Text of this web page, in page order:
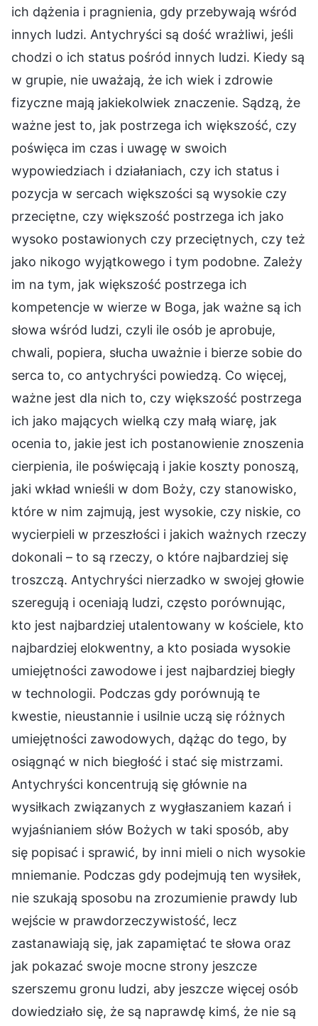
ich dążenia i pragnienia, gdy przebywają wśród
innych ludzi. Antychryści są dość wrażliwi, jeśli
chodzi o ich status pośród innych ludzi. Kiedy są
w grupie, nie uważają, że ich wiek i zdrowie
fizyczne mają jakiekolwiek znaczenie. Sądzą, że
ważne jest to, jak postrzega ich większość, czy
poświęca im czas i uwagę w swoich
wypowiedziach i działaniach, czy ich status i
pozycja w sercach większości są wysokie czy
przeciętne, czy większość postrzega ich jako
wysoko postawionych czy przeciętnych, czy też
jako nikogo wyjątkowego i tym podobne. Zależy
im na tym, jak większość postrzega ich
kompetencje w wierze w Boga, jak ważne są ich
słowa wśród ludzi, czyli ile osób je aprobuje,
chwali, popiera, słucha uważnie i bierze sobie do
serca to, co antychryści powiedzą. Co więcej,
ważne jest dla nich to, czy większość postrzega
ich jako mających wielką czy małą wiarę, jak
ocenia to, jakie jest ich postanowienie znoszenia
cierpienia, ile poświęcają i jakie koszty ponoszą,
jaki wkład wnieśli w dom Boży, czy stanowisko,
które w nim zajmują, jest wysokie, czy niskie, co
wycierpieli w przeszłości i jakich ważnych rzeczy
dokonali – to są rzeczy, o które najbardziej się
troszczą. Antychryści nierzadko w swojej głowie
szeregują i oceniają ludzi, często porównując,
kto jest najbardziej utalentowany w kościele, kto
najbardziej elokwentny, a kto posiada wysokie
umiejętności zawodowe i jest najbardziej biegły
w technologii. Podczas gdy porównują te
kwestie, nieustannie i usilnie uczą się różnych
umiejętności zawodowych, dążąc do tego, by
osiągnąć w nich biegłość i stać się mistrzami.
Antychryści koncentrują się głównie na
wysiłkach związanych z wygłaszaniem kazań i
wyjaśnianiem słów Bożych w taki sposób, aby
się popisać i sprawić, by inni mieli o nich wysokie
mniemanie. Podczas gdy podejmują ten wysiłek,
nie szukają sposobu na zrozumienie prawdy lub
wejście w prawdorzeczywistość, lecz
zastanawiają się, jak zapamiętać te słowa oraz
jak pokazać swoje mocne strony jeszcze
szerszemu gronu ludzi, aby jeszcze więcej osób
dowiedziało się, że są naprawdę kimś, że nie są